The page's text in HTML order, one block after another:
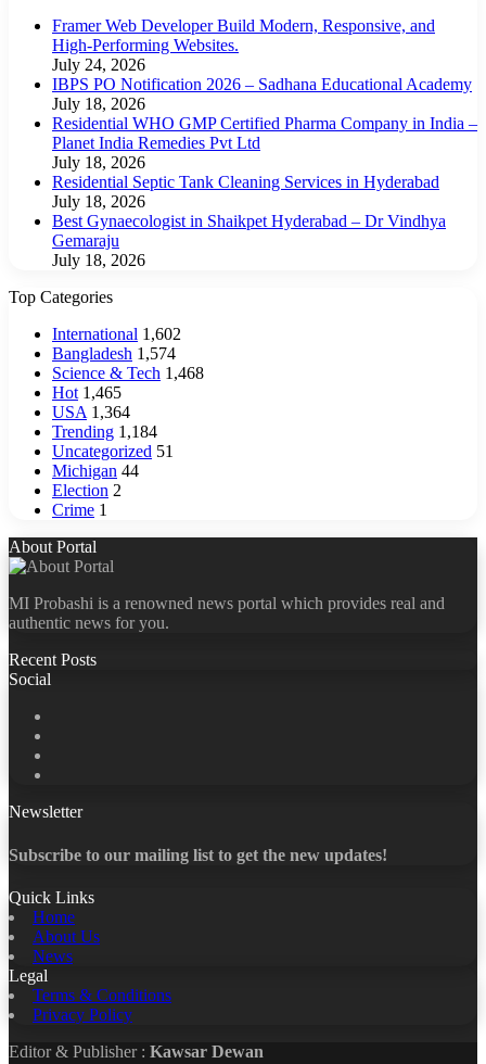
Framer Web Developer Build Modern, Responsive, and
High-Performing Websites.
July 24, 2026
IBPS PO Notification 2026 – Sadhana Educational Academy
July 18, 2026
Residential WHO GMP Certified Pharma Company in India –
Planet India Remedies Pvt Ltd
July 18, 2026
Residential Septic Tank Cleaning Services in Hyderabad
July 18, 2026
Best Gynaecologist in Shaikpet Hyderabad – Dr Vindhya
Gemaraju
July 18, 2026
Top Categories
International 1,602
Bangladesh 1,574
Science & Tech 1,468
Hot 1,465
USA 1,364
Trending 1,184
Uncategorized 51
Michigan 44
Election 2
Crime 1
About Portal
MI Probashi is a renowned news portal which provides real and
authentic news for you.
Recent Posts
Social
Newsletter
Subscribe to our mailing list to get the new updates!
Quick Links
Home
About Us
News
Legal
Terms & Conditions
Privacy Policy
Editor & Publisher : Kawsar Dewan